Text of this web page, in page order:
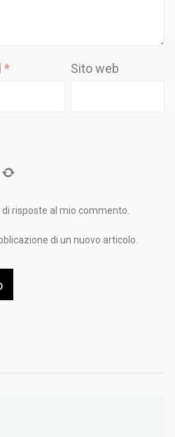
* Sito web
risposte al mio commento.
di un nuovo articolo.